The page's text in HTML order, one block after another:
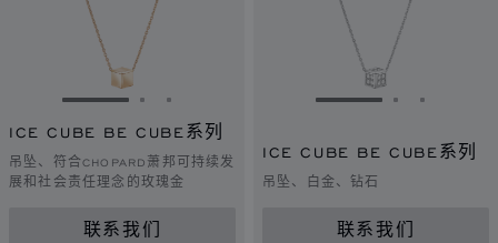
转到幻灯片 1转到幻灯片 2
转到幻灯片 3
ICE CUBE BE CUBE系列
吊坠、符合CHOPARD萧邦可持续发
展和社会责任理念的玫瑰金
联系我们
转到幻灯片 1转到幻灯
转到幻
ICE CUBE BE CUBE系列
吊坠、白金、钻石
联系我们